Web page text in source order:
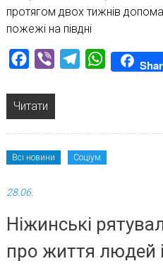
протягом двох тижнів
пожежі на півдні
Facebook
Viber TelegramWhatsApp
Читати
Всі новини Соціум
28.06.
Ніжинські
про життя людей